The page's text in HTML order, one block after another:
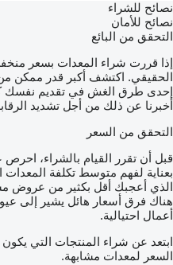
نصائح للشراء
نصائح للأمان
التحقق من البائع
إذا قررت شراء المعدات بسعر
الحقيقي. اكتشف أكبر قدر ممكن
إحدى طرق الغش في تقديم نفسك
أخبرنا عن ذلك من أجل تشديد
التحقق من السعر
قبل أن تقرر القيام بالشراء،
بعناية لفهم متوسط تكلفة المعدات
الذي أعجبك أقل بكثير من عروض
هناك فرق أسعار هائل يشير إلى
أعمال احتيالية.
ابتعد عن شراء المنتجات التي
السعر لمعدات مشابهة.